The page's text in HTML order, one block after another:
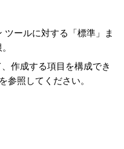
ールに対する「標準」ま
作成する項目を構成でき
参照してください。